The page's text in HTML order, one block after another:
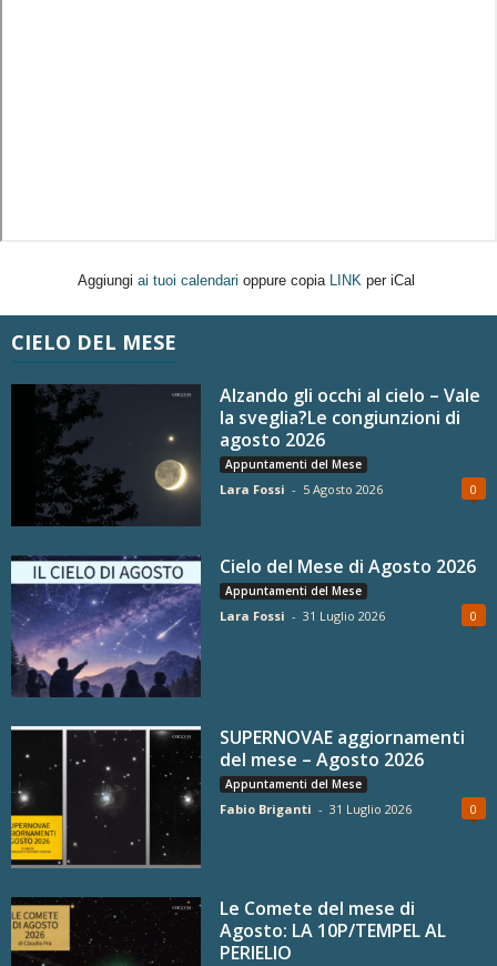
Aggiungi ai tuoi calendari oppure copia LINK per iCal
CIELO DEL MESE
Alzando gli occhi al cielo – Vale
la sveglia?Le congiunzioni di
agosto 2026
Appuntamenti del Mese
Lara Fossi - 5 Agosto 2026 0
Cielo del Mese di Agosto 2026
Appuntamenti del Mese
Lara Fossi - 31 Luglio 2026 0
SUPERNOVAE aggiornamenti
del mese – Agosto 2026
Appuntamenti del Mese
Fabio Briganti - 31 Luglio 2026 0
Le Comete del mese di
Agosto: LA 10P/TEMPEL AL
PERIELIO